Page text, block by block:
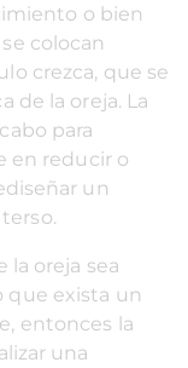
o bien
colocan
crezca, que se
de la oreja. La
para
en reducir o
un
la oreja sea
que exista un
entonces la
una